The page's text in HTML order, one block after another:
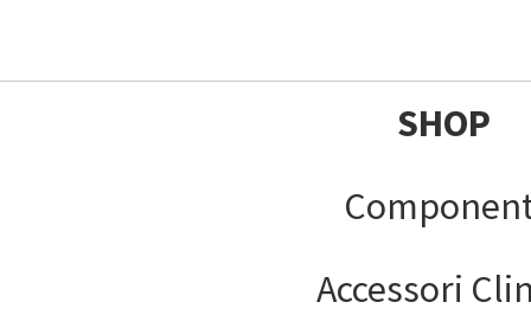
SHOP
Accessori